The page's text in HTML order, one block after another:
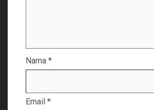
Nama *
Email *